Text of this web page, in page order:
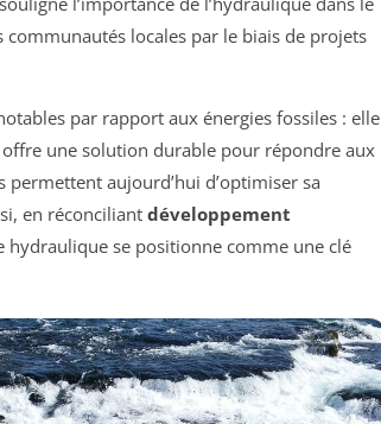
locales par le biais de projets
par rapport aux énergies fossiles : elle
une solution durable pour répondre aux
permettent aujourd’hui d’optimiser sa
en réconciliant développement
hydraulique se positionne comme une clé